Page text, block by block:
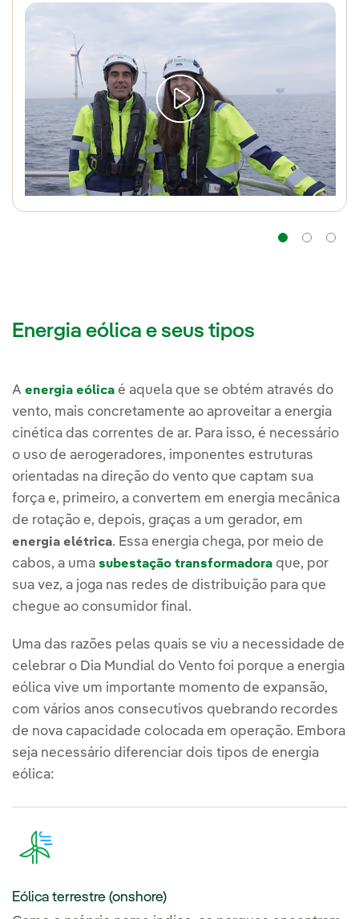
Energia eólica e seus tipos
A energia eólica é aquela que se obtém através do
vento, mais concretamente ao aproveitar a energia
cinética das correntes de ar. Para isso, é necessário
o uso de aerogeradores, imponentes estruturas
orientadas na direção do vento que captam sua
força e, primeiro, a convertem em energia mecânica
de rotação e, depois, graças a um gerador, em
energia elétrica. Essa energia chega, por meio de
cabos, a uma subestação transformadora que, por
sua vez, a joga nas redes de distribuição para que
chegue ao consumidor final.
Uma das razões pelas quais se viu a necessidade de
celebrar o Dia Mundial do Vento foi porque a energia
eólica vive um importante momento de expansão,
com vários anos consecutivos quebrando recordes
de nova capacidade colocada em operação. Embora
seja necessário diferenciar dois tipos de energia
eólica:
Eólica terrestre (onshore)